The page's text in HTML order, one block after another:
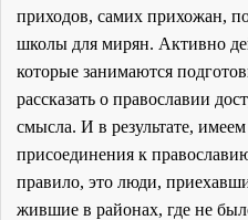
приходов, самих прихожан,
школы для мирян. Активно
которые занимаются
рассказать о православии
смысла. И в результате,
присоединения к
правило, это люди,
жившие в районах, где не